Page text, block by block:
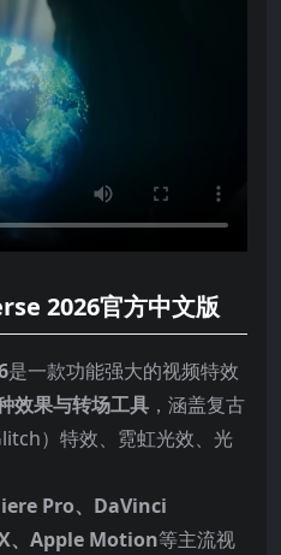
2026官方中文版
是一款功能强大的视频特效
效果与转场工具 ，涵盖复古
）特效、霓虹光效、光
Pro、DaVinci
、Apple Motion等主流视